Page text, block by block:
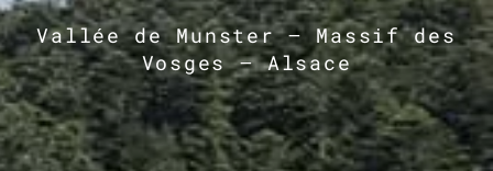
Vallée de Munster – Massif des
Vosges – Alsace